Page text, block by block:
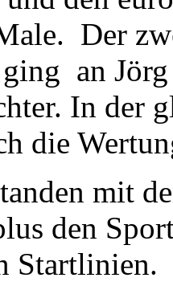
Der
an
In der
die
mit
den
Startlinien.